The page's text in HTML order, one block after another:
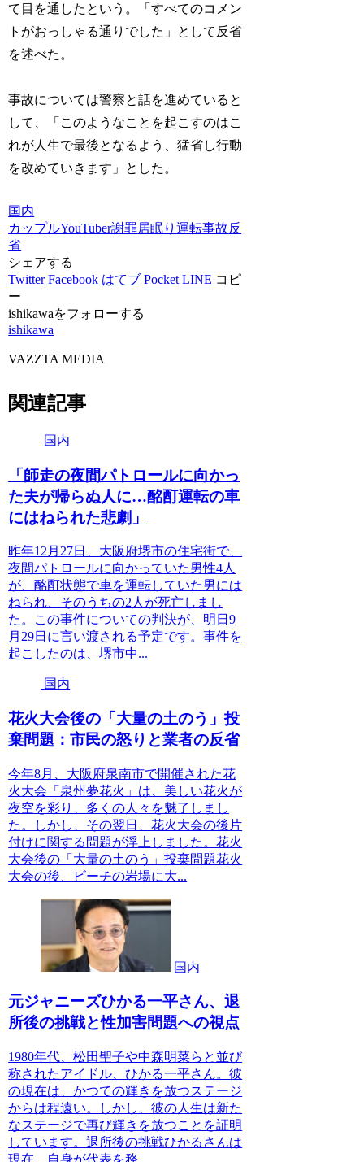
て目を通したという。「すべてのコメン
トがおっしゃる通りでした」として反省
を述べた。
事故については警察と話を進めていると
して、「このようなことを起こすのはこ
れが人生で最後となるよう、猛省し行動
を改めていきます」とした。
国内
カップルYouTuber謝罪居眠り運転事故反
省
シェアする
Twitter Facebook はてブ Pocket LINE コピ
ー
ishikawaをフォローする
ishikawa
VAZZTA MEDIA
関連記事
国内
「師走の夜間パトロールに向かっ
た夫が帰らぬ人に…酩酊運転の車
にはねられた悲劇」
昨年12月27日、大阪府堺市の住宅街で、
夜間パトロールに向かっていた男性4人
が、酩酊状態で車を運転していた男には
ねられ、そのうちの2人が死亡しまし
た。この事件についての判決が、明日9
月29日に言い渡される予定です。事件を
起こしたのは、堺市中...
国内
花火大会後の「大量の土のう」投
棄問題：市民の怒りと業者の反省
今年8月、大阪府泉南市で開催された花
火大会「泉州夢花火」は、美しい花火が
夜空を彩り、多くの人々を魅了しまし
た。しかし、その翌日、花火大会の後片
付けに関する問題が浮上しました。花火
大会後の「大量の土のう」投棄問題花火
大会の後、ビーチの岩場に大...
国内
元ジャニーズひかる一平さん、退
所後の挑戦と性加害問題への視点
1980年代、松田聖子や中森明菜らと並び
称されたアイドル、ひかる一平さん。彼
の現在は、かつての輝きを放つステージ
からは程遠い。しかし、彼の人生は新た
なステージで再び輝きを放つことを証明
しています。退所後の挑戦ひかるさんは